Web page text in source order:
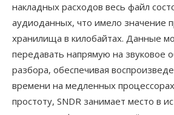
накладных расходов весь файл
аудиоданных, что имело значение
хранилища в килобайтах. Данные
передавать напрямую на звуковое
разбора, обеспечивая
времени на медленных
простоту, SNDR занимает место в